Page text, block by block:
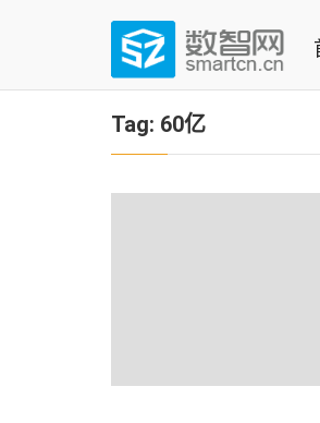
(Press
数智网
智能家居第一资讯门户 | 智能家
Tag: 60亿